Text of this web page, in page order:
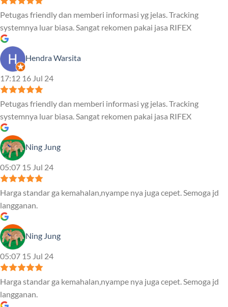
Petugas friendly dan memberi informasi yg jelas. Tracking
systemnya luar biasa. Sangat rekomen pakai jasa RIFEX
Hendra Warsita
17:12 16 Jul 24
Petugas friendly dan memberi informasi yg jelas. Tracking
systemnya luar biasa. Sangat rekomen pakai jasa RIFEX
Ning Jung
05:07 15 Jul 24
Harga standar ga kemahalan,nyampe nya juga cepet. Semoga jd
langganan.
Ning Jung
05:07 15 Jul 24
Harga standar ga kemahalan,nyampe nya juga cepet. Semoga jd
langganan.